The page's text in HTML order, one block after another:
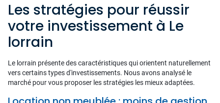
Les stratégies pour réussir
votre investissement à Le
lorrain
Le lorrain présente des caractéristiques qui orientent naturellement
vers certains types d'investissements. Nous avons analysé le
marché pour vous proposer les stratégies les mieux adaptées.